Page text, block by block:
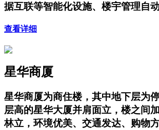
据互联等智能化设施、楼宇管理自
查看详细
星华商厦
星华商厦为商住楼，其中地下层为
层高的星华大厦并肩面立，楼之间
林立，环境优美、交通发达、购物